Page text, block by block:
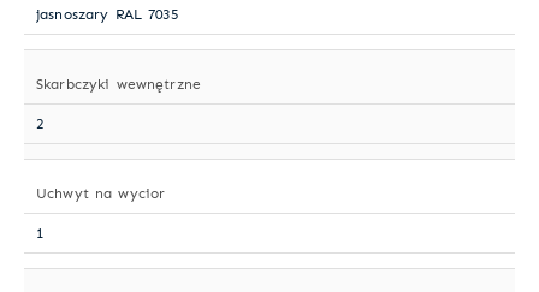
jasnoszary RAL 7035
Skarbczyki wewnętrzne
2
Uchwyt na wycior
1